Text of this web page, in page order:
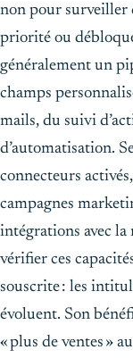
non pour surveiller
priorité ou
généralement un
champs
mails, du suivi
d’automatisation.
connecteurs
campagnes
intégrations avec la
vérifier ces
souscrite : les
évoluent. Son
« plus de ventes »